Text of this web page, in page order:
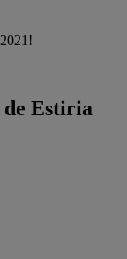
de Estiria